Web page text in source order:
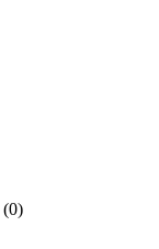
(0)